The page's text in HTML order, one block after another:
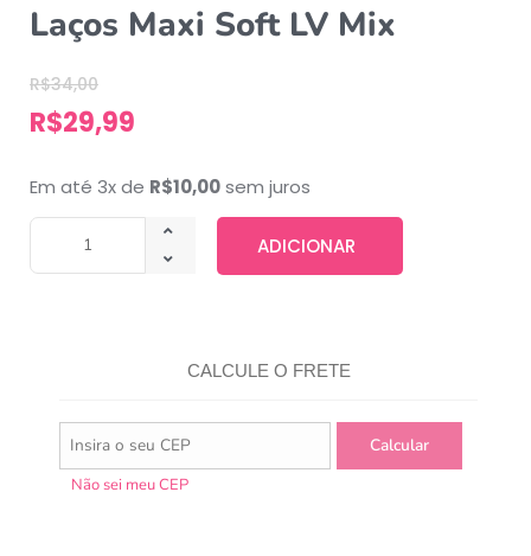
Laços Maxi Soft LV Mix
R$34,00
R$29,99
Em até 3x de R$10,00sem juros
ADICIONAR
CALCULE O FRETE
Não sei meu CEP